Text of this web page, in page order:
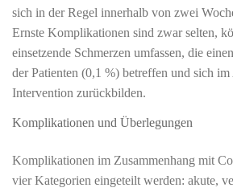
sich in der Regel innerhalb von zwei
Ernste Komplikationen sind zwar selten,
einsetzende Schmerzen umfassen, die
der Patienten (0,1 %) betreffen und sich
Intervention zurückbilden.
Komplikationen und Überlegungen
Komplikationen im Zusammenhang mit
vier Kategorien eingeteilt werden: akute,